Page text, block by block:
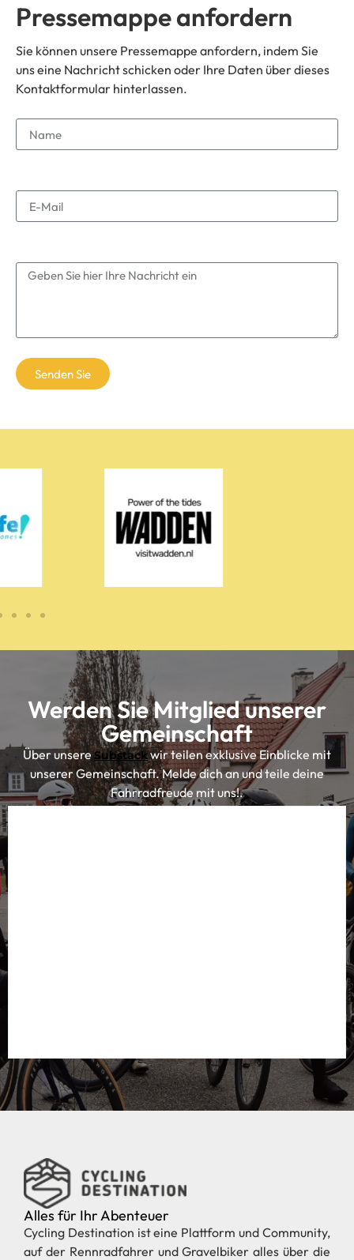
Pressemappe anfordern
Sie können unsere Pressemappe anfordern, indem Sie
uns eine Nachricht schicken oder Ihre Daten über dieses
Kontaktformular hinterlassen.
Senden Sie
Werden Sie Mitglied unserer
Gemeinschaft
Über unsereSubstackwir teilen exklusive Einblicke mit
unserer Gemeinschaft. Melde dich an und teile deine
Fahrradfreude mit uns!.
Alles für Ihr Abenteuer
Cycling Destination ist eine Plattform und Community,
auf der Rennradfahrer und Gravelbiker alles über die